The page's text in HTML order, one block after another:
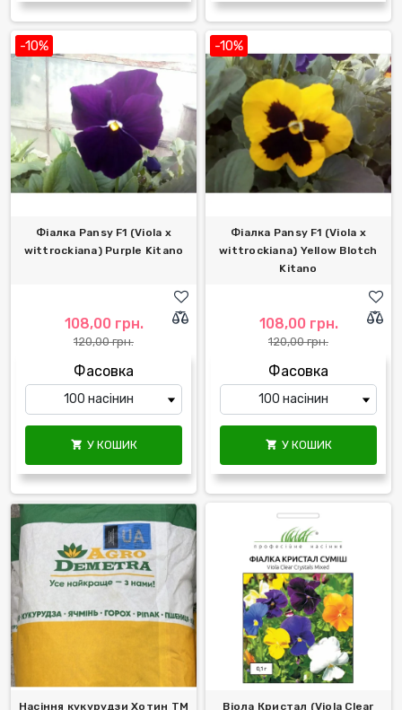
-10%
Фіалка Pansy F1 (Viola x
wittrockiana) Purple Kitano
108,00 грн.
120,00 грн.
Фасовка
 У КОШИК
-10%
Фіалка Pansy F1 (Viola x
wittrockiana) Yellow Blotch
Kitano
108,00 грн.
120,00 грн.
Фасовка
 У КОШИК
Насіння кукурудзи Хотин ТМ
Віола Кристал (Viola Clear